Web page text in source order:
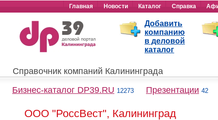
Главная Новости Каталог Справка
Добавить
компанию
в деловой
каталог
Справочник компаний Калининграда
Бизнес-каталог DP39.RU 12273 Презентации 42
ООО "РоссВест", Калининград